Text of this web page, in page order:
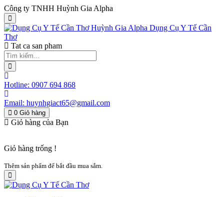
Công ty TNHH Huỳnh Gia Alpha
Huỳnh Gia Alpha Dụng Cụ Y Tế Cần
Thơ
Tat ca san pham
Hotline: 0907 694 868
Email: huynhgiact65@gmail.com
0 Giỏ hàng
Giỏ hàng của Bạn
Giỏ hàng trống !
Thêm sản phẩm để bắt đầu mua sắm.